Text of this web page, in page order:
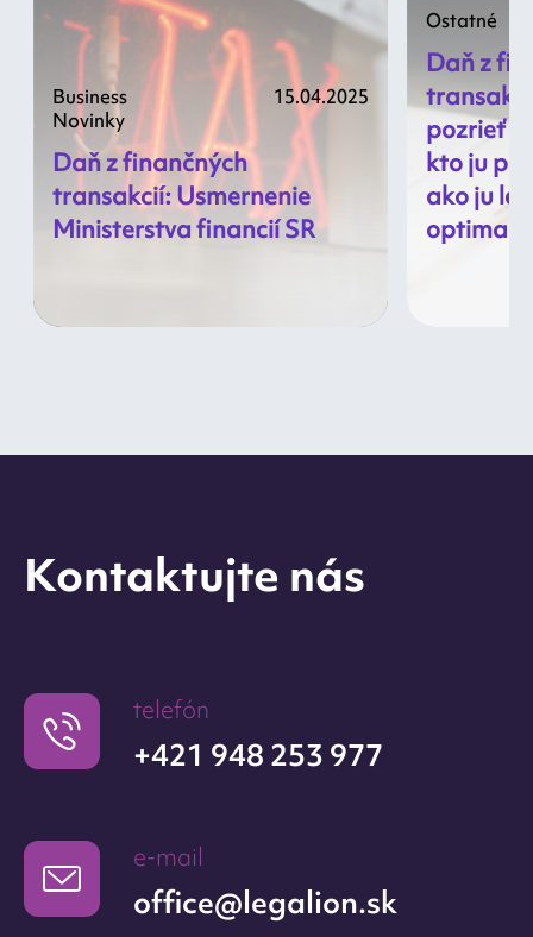
Business
Novinky
15.04.2025
Daň z finančných
transakcií: Usmernenie
Ministerstva financií SR
Ostatné
Daň z
pozrieť
kto ju
ako ju
Kontaktujte nás
telefón
+421 948 253 977
e-mail
office@legalion.sk